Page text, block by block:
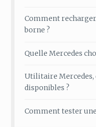
Comment
borne ?
Quelle Mercedes
Utilitaire Mercedes,
disponibles ?
Comment tester